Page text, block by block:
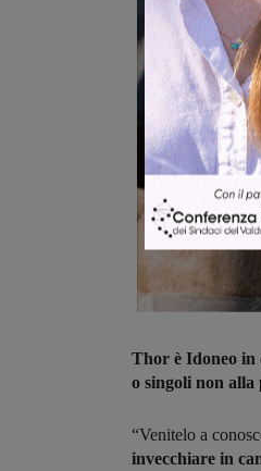
Thor è Idoneo in
o singoli non alla
“Venitelo a
invecchiare in